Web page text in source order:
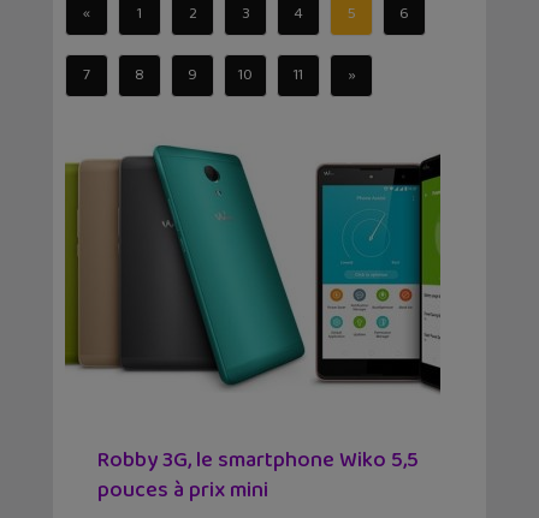
« 1 2 3 4 5 6
7 8 9 10 11 »
Robby 3G, le smartphone Wiko 5,5
pouces à prix mini